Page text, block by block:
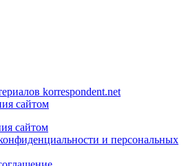
korrespondent.net
сайтом
сайтом
и персональных